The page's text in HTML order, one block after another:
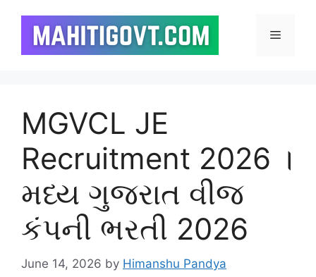
content
Menu
MGVCL JE
Recruitment 2026 ।
મધ્ય ગુજરાત વીજ
કંપની ભરતી 2026
June 14, 2026 by Himanshu Pandya